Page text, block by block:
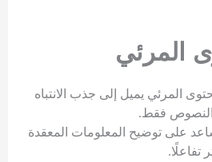
المرئي
المرئي يميل إلى جذب الانتباه
فقط.
على توضيح المعلومات المعقدة
تفاعلًا.